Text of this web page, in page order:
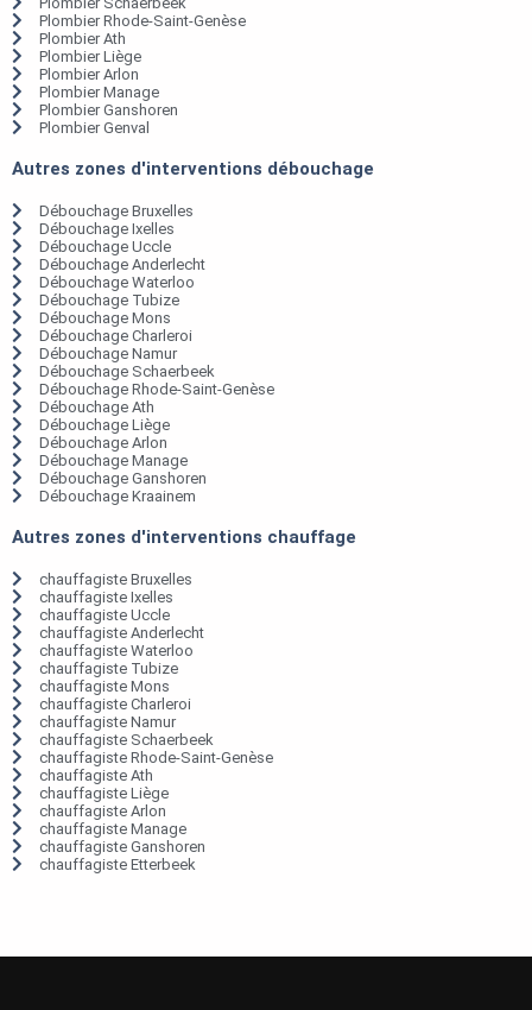
Plombier Rhode-Saint-Genèse
Plombier Ath
Plombier Liège
Plombier Arlon
Plombier Manage
Plombier Ganshoren
Plombier Genval
Autres zones d'interventions débouchage
Débouchage Bruxelles
Débouchage Ixelles
Débouchage Uccle
Débouchage Anderlecht
Débouchage Waterloo
Débouchage Tubize
Débouchage Mons
Débouchage Charleroi
Débouchage Namur
Débouchage Schaerbeek
Débouchage Rhode-Saint-Genèse
Débouchage Ath
Débouchage Liège
Débouchage Arlon
Débouchage Manage
Débouchage Ganshoren
Débouchage Kraainem
Autres zones d'interventions chauffage
chauffagiste Bruxelles
chauffagiste Ixelles
chauffagiste Uccle
chauffagiste Anderlecht
chauffagiste Waterloo
chauffagiste Tubize
chauffagiste Mons
chauffagiste Charleroi
chauffagiste Namur
chauffagiste Schaerbeek
chauffagiste Rhode-Saint-Genèse
chauffagiste Ath
chauffagiste Liège
chauffagiste Arlon
chauffagiste Manage
chauffagiste Ganshoren
chauffagiste Etterbeek